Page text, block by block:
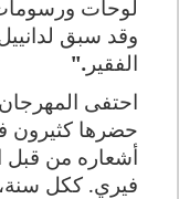
لوحات
وقد سبق
الفقير ".
احتفى
حضرها كثيرون
أشعاره من قبل
فيري. ككل